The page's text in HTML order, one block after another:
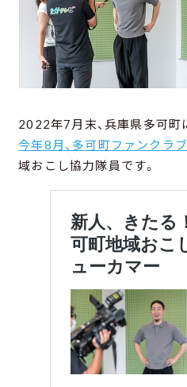
2022年7月末、兵庫県多可町
今年8月、多可町ファンクラ
域おこし協力隊員です。